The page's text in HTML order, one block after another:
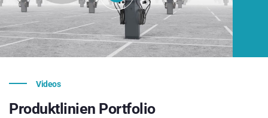
Videos
Produktlinien Portfolio